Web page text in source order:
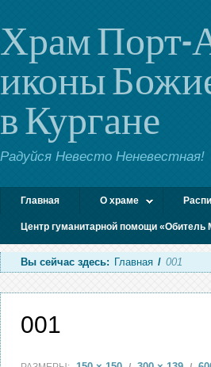
Храм Порт-
иконы
в Кургане
Радуйся Невесто Неневестная!
Главная О храме
Центр гуманитарной помощи «Обитель
Вы сейчас здесь: Главная / 001
001